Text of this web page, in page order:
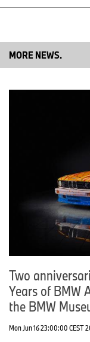
programa BMW Art
24 Horas de Le
Este fue el
siguientes, artistas
Lichtenstein, Andy
Mahlangu, David
Koons
multimedia china
John Baldessari
en el BMW M6 GT3
BMW Art Cars no
Múnich, sino que
parte de
MORE NEWS.
Two
Years of BMW
the BMW
Mon Jun 16 23:00:00 CEST